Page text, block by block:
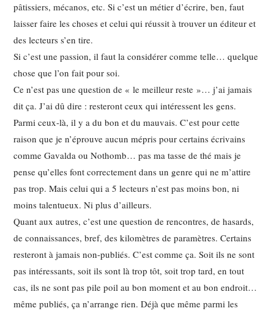
pâtissiers, mécanos, etc. Si c’est un métier d’écrire, ben, faut
laisser faire les choses et celui qui réussit à trouver un éditeur et
des lecteurs s’en tire.
Si c’est une passion, il faut la considérer comme telle… quelque
chose que l’on fait pour soi.
Ce n’est pas une question de « le meilleur reste »… j’ai jamais
dit ça. J’ai dû dire : resteront ceux qui intéressent les gens.
Parmi ceux-là, il y a du bon et du mauvais. C’est pour cette
raison que je n’éprouve aucun mépris pour certains écrivains
comme Gavalda ou Nothomb… pas ma tasse de thé mais je
pense qu’elles font correctement dans un genre qui ne m’attire
pas trop. Mais celui qui a 5 lecteurs n’est pas moins bon, ni
moins talentueux. Ni plus d’ailleurs.
Quant aux autres, c’est une question de rencontres, de hasards,
de connaissances, bref, des kilomètres de paramètres. Certains
resteront à jamais non-publiés. C’est comme ça. Soit ils ne sont
pas intéressants, soit ils sont là trop tôt, soit trop tard, en tout
cas, ils ne sont pas pile poil au bon moment et au bon endroit…
même publiés, ça n’arrange rien. Déjà que même parmi les